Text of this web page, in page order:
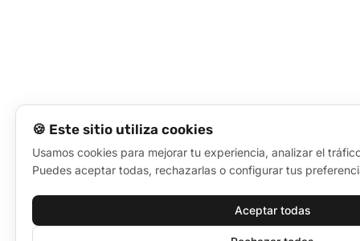
🍪 Este sitio utiliza cookies
Usamos cookies para mejorar tu experiencia, analizar el
Puedes aceptar todas, rechazarlas o configurar tus
Aceptar todas